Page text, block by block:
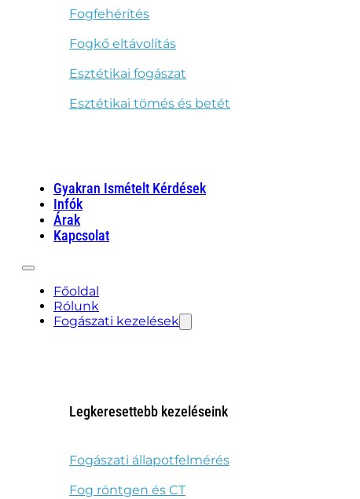
Fogfehérítés
Fogkő eltávolítás
Esztétikai fogászat
Esztétikai tömés és betét
Gyakran Ismételt Kérdések
Infók
Árak
Kapcsolat
Főoldal
Rólunk
Fogászati kezelések
Legkeresettebb kezeléseink
Fogászati állapotfelmérés
Fog röntgen és CT